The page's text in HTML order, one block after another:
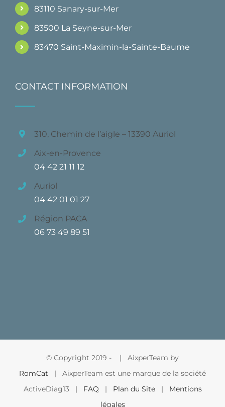
83110 Sanary-sur-Mer
83500 La Seyne-sur-Mer
83470 Saint-Maximin-la-Sainte-Baume
CONTACT INFORMATION
310, Chemin de l’aigle – 13390 Auriol
Aix-en-Provence
04 42 21 11 12
Auriol
04 42 01 01 27
Région PACA
06 73 49 89 51
© Copyright 2019 -
| AixperTeam by
RomCat | AixperTeam est une marque de la société
ActiveDiag13 | FAQ | Plan du Site| Mentions
légales